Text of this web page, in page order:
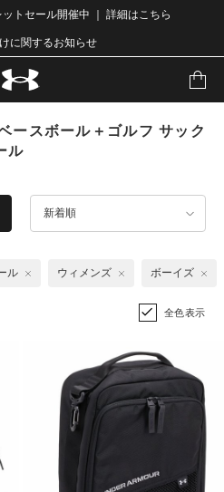
トセール開催中 ｜ 詳細はこちら
に関するお知らせ
ースボール＋ゴルフ サック
ル
新着順
ル ウィメンズ ボーイズ
全色表示